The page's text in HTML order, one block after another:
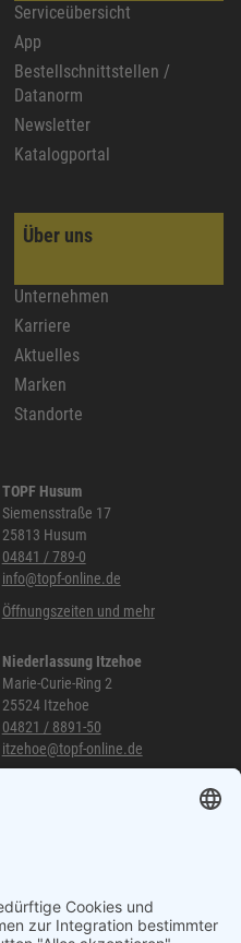
Serviceübersicht
App
Bestellschnittstellen /
Datanorm
Newsletter
Katalogportal
Über uns
Unternehmen
Karriere
Aktuelles
Marken
Standorte
TOPF Husum
Siemensstraße 17
25813 Husum
04841 / 789-0
info@topf-online.de
Öffnungszeiten und mehr
Niederlassung Itzehoe
Marie-Curie-Ring 2
25524 Itzehoe
04821 / 8891-50
itzehoe@topf-online.de
040 / 21 04 04 04-04
glinde@topf-online.de